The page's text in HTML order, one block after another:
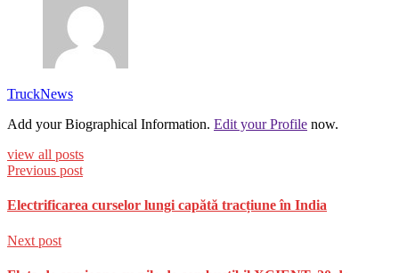
TruckNews
Add your Biographical Information. Edit your Profile now.
view all posts
Previous post
Electrificarea curselor lungi capătă tracțiune în India
Next post